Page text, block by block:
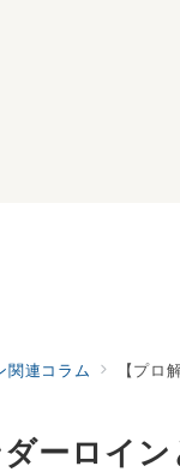
関連コラム 【プロ
ダーロイ